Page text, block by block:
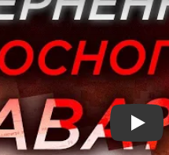
Play